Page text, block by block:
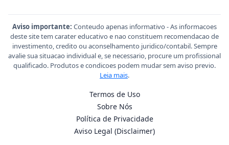
Aviso importante: Conteudo apenas informativo - As informacoes
deste site tem carater educativo e nao constituem recomendacao de
investimento, credito ou aconselhamento juridico/contabil. Sempre
avalie sua situacao individual e, se necessario, procure um profissional
qualificado. Produtos e condicoes podem mudar sem aviso previo.
Leia mais.
Termos de Uso
Sobre Nós
Política de Privacidade
Aviso Legal (Disclaimer)